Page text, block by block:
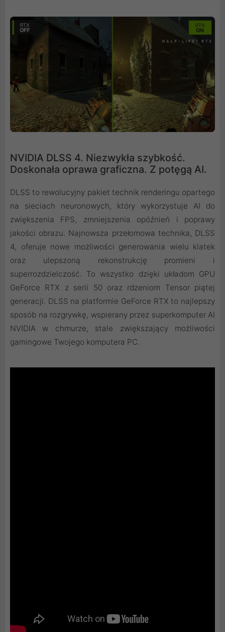
NVIDIA DLSS 4. Niezwykła szybkość.
Doskonała oprawa graficzna. Z potęgą AI.
DLSS to rewolucyjny pakiet technik renderingu opartego
na sieciach neuronowych, który wykorzystuje AI do
zwiększenia FPS, zmniejszenia opóźnień i poprawy
jakości obrazu. ‌Najnowsza przełomowa technika, DLSS
4, oferuje nowe możliwości generowania wielu klatek
oraz ulepszoną rekonstrukcję promieni i
superrozdzielczość. To wszystko dzięki układom GPU
GeForce RTX z serii 50 oraz rdzeniom Tensor piątej
generacji. DLSS na platformie GeForce RTX to najlepszy
sposób na rozgrywkę, wspierany przez superkomputer AI
NVIDIA w chmurze, stale zwiększający możliwości
gamingowe Twojego komputera PC.